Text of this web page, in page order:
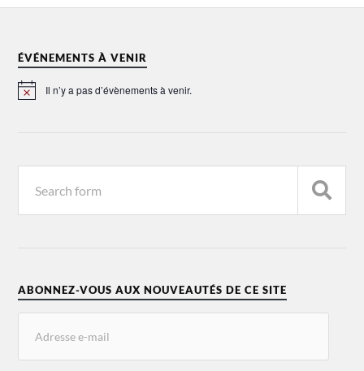
ÉVÉNEMENTS À VENIR
Notice Il n’y a pas d’évènements à venir.
ABONNEZ-VOUS AUX NOUVEAUTÉS DE CE SITE